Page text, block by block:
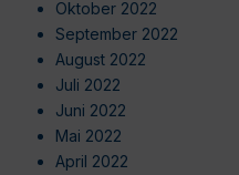
Oktober 2022
September 2022
August 2022
Juli 2022
Juni 2022
Mai 2022
April 2022